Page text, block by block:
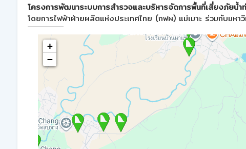
โครงการพัฒนาระบบการสำรวจและบริหารจัดการพื้นที่เสี่ยงภัยน้
โดยการไฟฟ้าฝ่ายผลิตแห่งประเทศไทย (กฟผ) แม่เมาะ ร่วมกับมหา
+
−